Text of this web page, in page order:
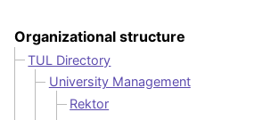
Organizational structure
TUL Directory
University Management
Rektor